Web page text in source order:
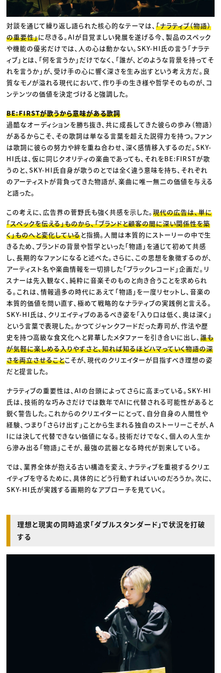
対談を通じて繰り返し語られた核心的なテーマは、「ナラティブ（物語）
の重要性」に尽きる。AIが目覚ましい発展を遂げる今、製品のスペック
や機能の優劣だけでは、人の心は動かない。SKY-HI氏の言う「ナラテ
ィブ」とは、「何を言うか」だけでなく、「誰が、どのような背景を持ってそ
れを言うか」が、受け手の心に響く深さを生み出すという考え方だ。良
質なモノが溢れる現代において、作り手の生き様や哲学そのものが、コ
ンテンツの価値を決定づけると強調した。
BE:FIRSTが歌うから意味がある歌詞
過酷なオーディションを勝ち抜き、共に成長してきた彼らの歩み（物語）
があるからこそ、その歌詞は単なる言葉を超えた説得力を持つ。ファン
は歌詞に彼らの努力や絆を重ね合わせ、深く感情移入するのだ。SKY-
HI氏は、仮に同じクオリティの楽曲であっても、それをBE:FIRSTが歌
うのと、SKY-HI氏自身が歌うのとでは全く違う意味を持ち、それぞれ
のアーティストが背負ってきた物語が、楽曲に唯一無二の価値を与える
と語った。
この考えに、広告界の菅野氏も強く共感を示した。現代の広告は、単に
「スペックを伝える」ものから、「ブランドと顧客の間に深い関係性を築
く」ものへと変化していると指摘。人間は本質的にストーリーの中で生
きるため、ブランドの背景や哲学といった「物語」を通じて初めて共感
し、長期的なファンになると述べた。さらに、この思想を象徴するのが、
アーティスト名や楽曲情報を一切排した「ブラックレコード」企画だ。リ
スナーは先入観なく、純粋に音楽そのものと向き合うことを求められ
る。これは、情報過多の時代にあえて「物語」を一度リセットし、音楽の
本質的価値を問い直す、極めて戦略的なナラティブの実践例と言える。
SKY-HI氏は、クリエイティブのあるべき姿を「入り口は低く、奥は深く」
という言葉で表現した。かつてジャンクフードだった寿司が、作法や歴
史を持つ高級な食文化へと昇華したメタファーを引き合いに出し、誰も
が気軽に楽しめる入りやすさと、知れば知るほどハマっていく物語の深
さを両立させることこそが、現代のクリエイターが目指すべき理想の姿
だと提言した。
ナラティブの重要性は、AIの台頭によってさらに高まっている。SKY-HI
氏は、技術的な巧みさだけでは数年でAIに代替される可能性があると
鋭く警告した。これからのクリエイターにとって、自分自身の人間性や
経験、つまり「さらけ出す」ことから生まれる独自のストーリーこそが、A
Iには決して代替できない価値になる。技術だけでなく、個人の人生か
ら滲み出る「物語」こそが、最強の武器となる時代が到来している。
では、業界全体が抱える古い構造を変え、ナラティブを重視するクリエ
イティブを守るために、具体的にどう行動すればいいのだろうか。次に、
SKY-HI氏が実践する画期的なアプローチを見ていく。
理想と現実の同時追求「ダブルスタンダード」で状況を打破
する